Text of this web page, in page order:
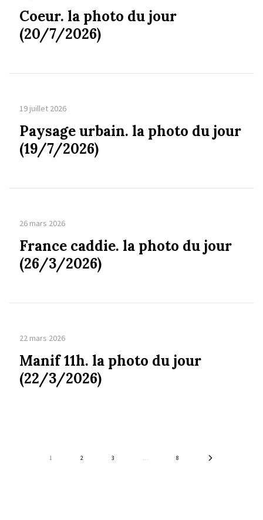
Coeur. la photo du jour
(20/7/2026)
19 juillet 2026
Paysage urbain. la photo du jour
(19/7/2026)
26 mars 2026
France caddie. la photo du jour
(26/3/2026)
22 mars 2026
Manif 11h. la photo du jour
(22/3/2026)
1 2 3 … 8